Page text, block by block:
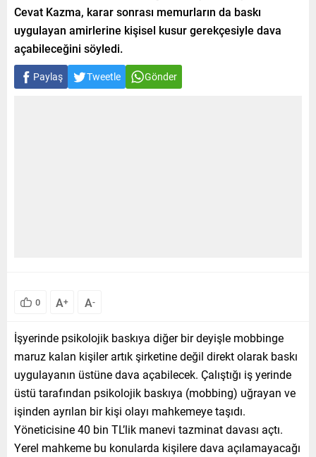
Cevat Kazma, karar sonrası memurların da baskı
uygulayan amirlerine kişisel kusur gerekçesiyle dava
açabileceğini söyledi.
Paylaş Tweetle Gönder
0 A+ A-
İşyerinde psikolojik baskıya diğer bir deyişle mobbinge
maruz kalan kişiler artık şirketine değil direkt olarak baskı
uygulayanın üstüne dava açabilecek. Çalıştığı iş yerinde
üstü tarafından psikolojik baskıya (mobbing) uğrayan ve
işinden ayrılan bir kişi olayı mahkemeye taşıdı.
Yöneticisine 40 bin TL’lik manevi tazminat davası açtı.
Yerel mahkeme bu konularda kişilere dava açılamayacağı